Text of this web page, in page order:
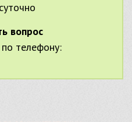
вопрос
телефону: